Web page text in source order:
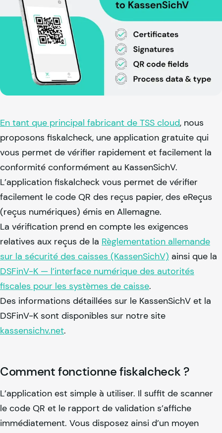
En tant que principal fabricant de TSS cloud, nous
proposons fiskalcheck, une application gratuite qui
vous permet de vérifier rapidement et facilement la
conformité conformément au KassenSichV.
L’application fiskalcheck vous permet de vérifier
facilement le code QR des reçus papier, des eReçus
(reçus numériques) émis en Allemagne.
La vérification prend en compte les exigences
relatives aux reçus de la Règlementation allemande
sur la sécurité des caisses (KassenSichV) ainsi que la
DSFinV-K — l’interface numérique des autorités
fiscales pour les systèmes de caisse.
Des informations détaillées sur le KassenSichV et la
DSFinV-K sont disponibles sur notre site
kassensichv.net.
Comment fonctionne fiskalcheck ?
L’application est simple à utiliser. Il suffit de scanner
le code QR et le rapport de validation s’affiche
immédiatement. Vous disposez ainsi d’un moyen